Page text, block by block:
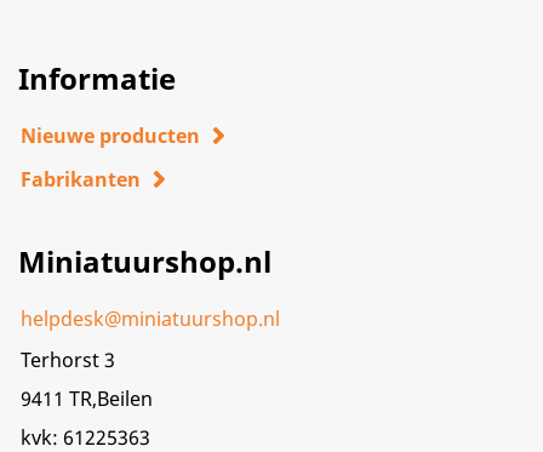
Informatie
Nieuwe producten
Fabrikanten
Miniatuurshop.nl
helpdesk@miniatuurshop.nl
Terhorst 3
9411 TR,Beilen
kvk: 61225363